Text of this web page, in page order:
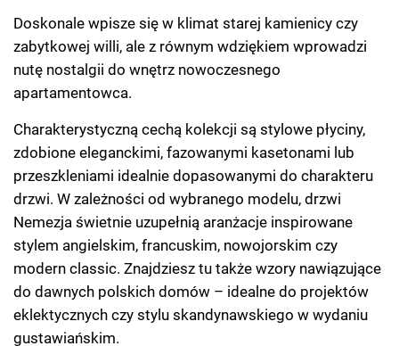
Doskonale wpisze się w klimat starej kamienicy czy
zabytkowej willi, ale z równym wdziękiem wprowadzi
nutę nostalgii do wnętrz nowoczesnego
apartamentowca.
Charakterystyczną cechą kolekcji są stylowe płyciny,
zdobione eleganckimi, fazowanymi kasetonami lub
przeszkleniami idealnie dopasowanymi do charakteru
drzwi. W zależności od wybranego modelu, drzwi
Nemezja świetnie uzupełnią aranżacje inspirowane
stylem angielskim, francuskim, nowojorskim czy
modern classic. Znajdziesz tu także wzory nawiązujące
do dawnych polskich domów – idealne do projektów
eklektycznych czy stylu skandynawskiego w wydaniu
gustawiańskim.